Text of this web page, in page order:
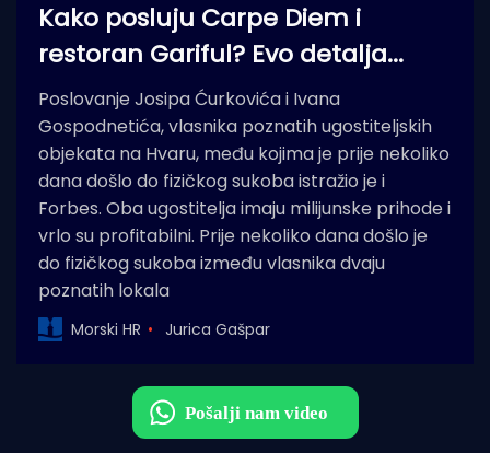
Kako posluju Carpe Diem i
restoran Gariful? Evo detalja...
Poslovanje Josipa Ćurkovića i Ivana
Gospodnetića, vlasnika poznatih ugostiteljskih
objekata na Hvaru, među kojima je prije nekoliko
dana došlo do fizičkog sukoba istražio je i
Forbes. Oba ugostitelja imaju milijunske prihode i
vrlo su profitabilni. Prije nekoliko dana došlo je
do fizičkog sukoba između vlasnika dvaju
poznatih lokala
Morski HR Jurica Gašpar